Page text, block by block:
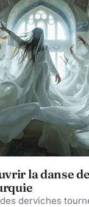
la danse
derviches